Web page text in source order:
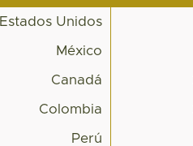
Estados Unidos
México
Canadá
Colombia
Perú